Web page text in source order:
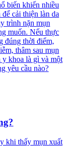
biến khiến nhiều
cải thiện làn da
trình nặn mụn
muốn. Nếu thực
đúng thời điểm,
thâm sau mụn
y khoa là gì và một
yêu cầu nào?
khi thấy mụn xuất